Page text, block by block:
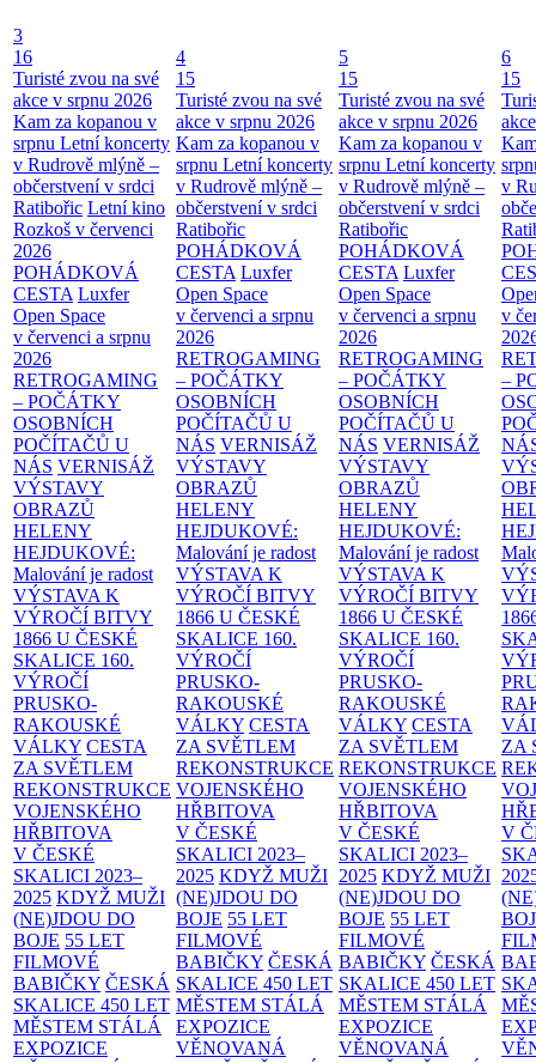
3
16
Turisté zvou na své
akce v srpnu 2026
Kam za kopanou v
srpnu Letní koncerty
v Rudrově mlýně –
občerstvení v srdci
Ratibořic Letní kino
Rozkoš v červenci
2026
POHÁDKOVÁ
CESTA Luxfer
Open Space
v červenci a srpnu
2026
RETROGAMING
– POČÁTKY
OSOBNÍCH
POČÍTAČŮ U
NÁS VERNISÁŽ
VÝSTAVY
OBRAZŮ
HELENY
HEJDUKOVÉ:
Malování je radost
VÝSTAVA K
VÝROČÍ BITVY
1866 U ČESKÉ
SKALICE 160.
VÝROČÍ
PRUSKO-
RAKOUSKÉ
VÁLKY CESTA
ZA SVĚTLEM
REKONSTRUKCE
VOJENSKÉHO
HŘBITOVA
V ČESKÉ
SKALICI 2023–
2025 KDYŽ MUŽI
(NE)JDOU DO
BOJE 55 LET
FILMOVÉ
BABIČKY ČESKÁ
SKALICE 450 LET
MĚSTEM STÁLÁ
EXPOZICE
4
15
Turisté zvou na své
akce v srpnu 2026
Kam za kopanou v
srpnu Letní koncerty
v Rudrově mlýně –
občerstvení v srdci
Ratibořic
POHÁDKOVÁ
CESTA Luxfer
Open Space
v červenci a srpnu
2026
RETROGAMING
– POČÁTKY
OSOBNÍCH
POČÍTAČŮ U
NÁS VERNISÁŽ
VÝSTAVY
OBRAZŮ
HELENY
HEJDUKOVÉ:
Malování je radost
VÝSTAVA K
VÝROČÍ BITVY
1866 U ČESKÉ
SKALICE 160.
VÝROČÍ
PRUSKO-
RAKOUSKÉ
VÁLKY CESTA
ZA SVĚTLEM
REKONSTRUKCE
VOJENSKÉHO
HŘBITOVA
V ČESKÉ
SKALICI 2023–
2025 KDYŽ MUŽI
(NE)JDOU DO
BOJE 55 LET
FILMOVÉ
BABIČKY ČESKÁ
SKALICE 450 LET
MĚSTEM STÁLÁ
EXPOZICE
VĚNOVANÁ
5
15
Turisté zvou na své
akce v srpnu 2026
Kam za kopanou v
srpnu Letní koncerty
v Rudrově mlýně –
občerstvení v srdci
Ratibořic
POHÁDKOVÁ
CESTA Luxfer
Open Space
v červenci a srpnu
2026
RETROGAMING
– POČÁTKY
OSOBNÍCH
POČÍTAČŮ U
NÁS VERNISÁŽ
VÝSTAVY
OBRAZŮ
HELENY
HEJDUKOVÉ:
Malování je radost
VÝSTAVA K
VÝROČÍ BITVY
1866 U ČESKÉ
SKALICE 160.
VÝROČÍ
PRUSKO-
RAKOUSKÉ
VÁLKY CESTA
ZA SVĚTLEM
REKONSTRUKCE
VOJENSKÉHO
HŘBITOVA
V ČESKÉ
SKALICI 2023–
2025 KDYŽ MUŽI
(NE)JDOU DO
BOJE 55 LET
FILMOVÉ
BABIČKY ČESKÁ
SKALICE 450 LET
MĚSTEM STÁLÁ
EXPOZICE
VĚNOVANÁ
6
15
v
v
–
ZA
V